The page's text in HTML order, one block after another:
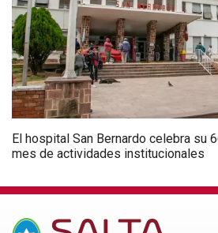
El hospital San Bernardo celebra su
mes de actividades institucionales